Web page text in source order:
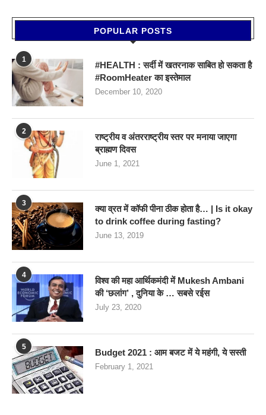
POPULAR POSTS
1
#HEALTH : सर्दी में खतरनाक साबित हो सकता है
#RoomHeater का इस्तेमाल
December 10, 2020
2
राष्ट्रीय व अंतरराष्ट्रीय स्तर पर मनाया जाएगा
ब्राह्मण दिवस
June 1, 2021
3
क्या व्रत में कॉफी पीना ठीक होता है… | Is it okay
to drink coffee during fasting?
June 13, 2019
4
विश्व की महा आर्थिकमंदी में Mukesh Ambani
की ‘छलांग’ , दुनिया के … सबसे रईस
July 23, 2020
5
Budget 2021 : आम बजट में ये महंगी, ये सस्‍ती
February 1, 2021